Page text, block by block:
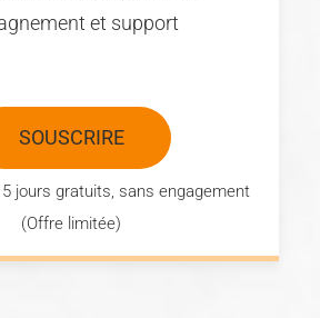
et support
SOUSCRIRE
jours gratuits, sans engagement
(Offre limitée)